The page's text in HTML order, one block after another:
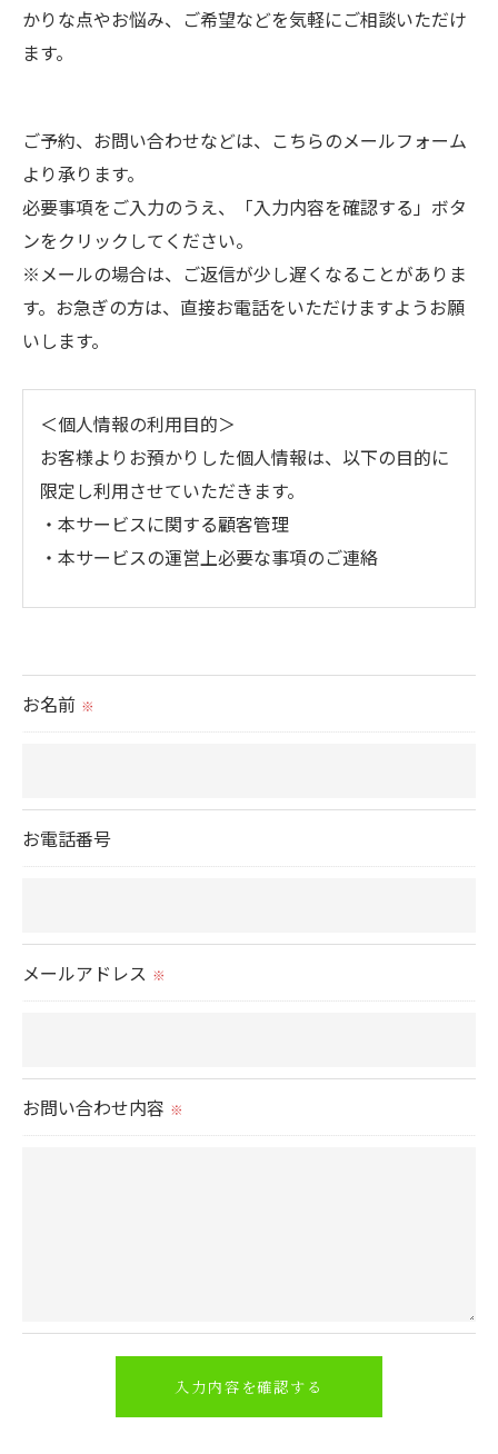
かりな点やお悩み、ご希望などを気軽にご相談いただけ
ます。
ご予約、お問い合わせなどは、こちらのメールフォーム
より承ります。
必要事項をご入力のうえ、「入力内容を確認する」ボタ
ンをクリックしてください。
※メールの場合は、ご返信が少し遅くなることがありま
す。お急ぎの方は、直接お電話をいただけますようお願
いします。
＜個人情報の利用目的＞
お客様よりお預かりした個人情報は、以下の目的に
限定し利用させていただきます。
・本サービスに関する顧客管理
・本サービスの運営上必要な事項のご連絡
られた場合を除き、
当社では、利用目的の達成に必要な範囲において、
当社では、お客様の個人情報の開示･訂正･削除・利
用停止の手続を定めさせて頂いております。
お名前 ※
お電話番号
メールアドレス ※
お問い合わせ内容 ※